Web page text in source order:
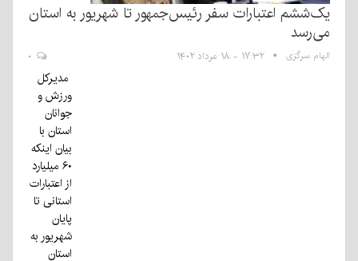
یک‌ششم اعتبارات سفر رئیس‌جمهور تا شهریور به استان
می‌رسد
الهام سرگزی ۱۷:۳۲ - ۱۸ مرداد ۱۴۰۲
مدیرکل
ورزش و
جوانان
استان با
بیان اینکه
۶۰ میلیارد
از اعتبارات
استانی تا
پایان
شهریور به
استان